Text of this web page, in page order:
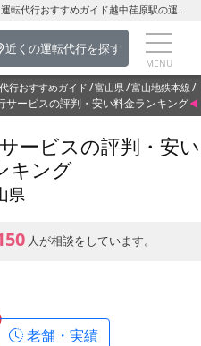
全国の運転代行業者のポータルナビサイト 運転代行おすすめガイド越中荏原駅の運転代行を探す-富山県の運転代行
近くの運転代行を探す
行おすすめガイド 富山県 富山地鉄本線
サービスの評判・安い料金ランキング
ービスの評判・安い
キング
県
人が相談をしています。
老舗・実績